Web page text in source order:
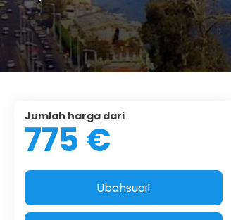
Jumlah harga dari
775 €
Ubahsuai!